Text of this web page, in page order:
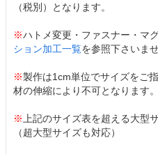
（税別）となります。
※ハトメ変更・ファスナー・マ
ション加工一覧を参照下さいませ
※製作は1cm単位でサイズをご
材の伸縮により不可となります。
※ 上記のサイズ表を超える大型
（超大型サイズも対応）